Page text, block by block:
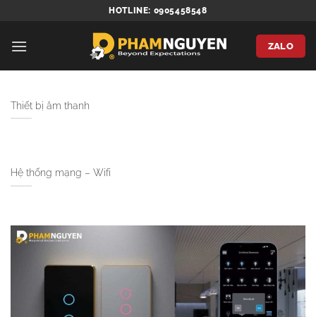
nội
HOTLINE: 0905458548
ZALO
Thiết bị âm thanh
Hệ thống mạng – Wifi